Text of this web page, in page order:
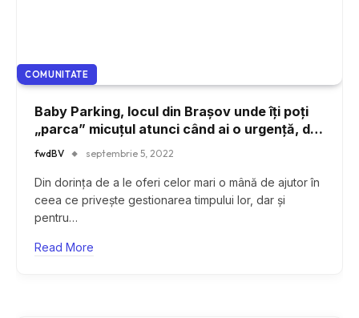
COMUNITATE
Baby Parking, locul din Brașov unde îți poți
„parca” micuțul atunci când ai o urgență, dar
nu numai
fwdBV septembrie 5, 2022
Din dorința de a le oferi celor mari o mână de ajutor în
ceea ce privește gestionarea timpului lor, dar și
pentru…
Read More